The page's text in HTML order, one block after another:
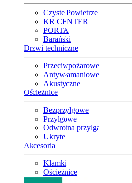
Czyste Powietrze
KR CENTER
PORTA
Barański
Drzwi techniczne
Przeciwpożarowe
Antywłamaniowe
Akustyczne
Ościeżnice
Bezprzylgowe
Przylgowe
Odwrotna przylga
Ukryte
Akcesoria
Klamki
Ościeżnice